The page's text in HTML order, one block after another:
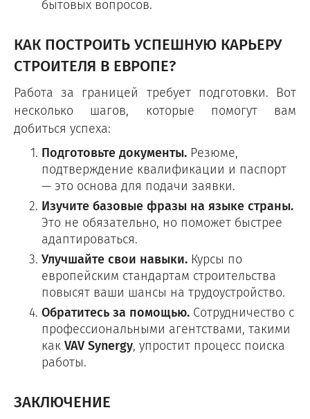
бытовых вопросов.
КАК ПОСТРОИТЬ УСПЕШНУЮ КАРЬЕРУ
СТРОИТЕЛЯ В ЕВРОПЕ?
Работа за границей требует подготовки. Вот
несколько шагов, которые помогут вам
добиться успеха:
Подготовьте документы. Резюме,
подтверждение квалификации и паспорт
— это основа для подачи заявки.
Изучите базовые фразы на языке страны.
Это не обязательно, но поможет быстрее
адаптироваться.
Улучшайте свои навыки. Курсы по
европейским стандартам строительства
повысят ваши шансы на трудоустройство.
Обратитесь за помощью. Сотрудничество с
профессиональными агентствами, такими
как VAV Synergy, упростит процесс поиска
работы.
ЗАКЛЮЧЕНИЕ